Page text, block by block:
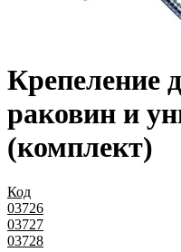
Крепеление
раковин и
(комплект)
Код
03726
03727
03728